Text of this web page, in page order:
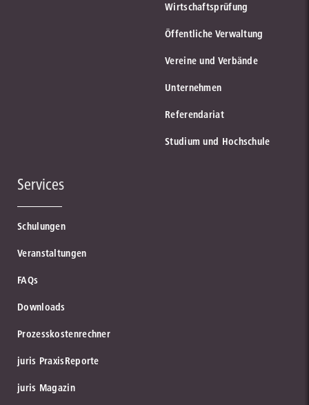
Wirtschaftsprüfung
Öffentliche Verwaltung
Vereine und Verbände
Unternehmen
Referendariat
Studium und Hochschule
Services
Schulungen
Veranstaltungen
FAQs
Downloads
Prozesskostenrechner
juris PraxisReporte
juris Magazin